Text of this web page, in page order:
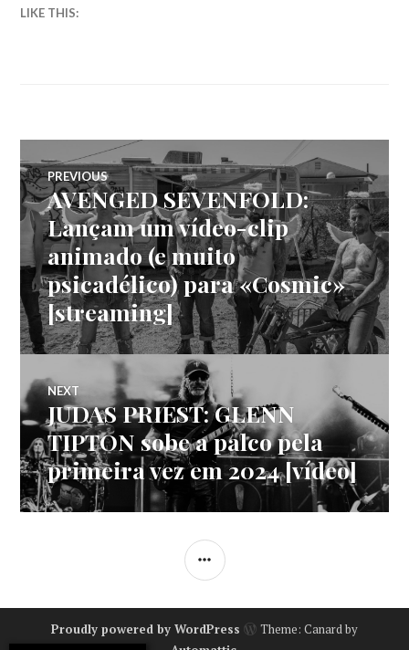
LIKE THIS:
Navegação
de
artigos
PREVIOUS
Previous
post:
AVENGED SEVENFOLD:
Lançam um vídeo-clip
animado (e muito
psicadélico) para «Cosmic»
[streaming]
NEXT
Next
post:
JUDAS PRIEST: GLENN
TIPTON sobe a palco pela
primeira vez em 2024 [vídeo]
SIDEBAR
Proudly powered by WordPress
Theme: Canard by